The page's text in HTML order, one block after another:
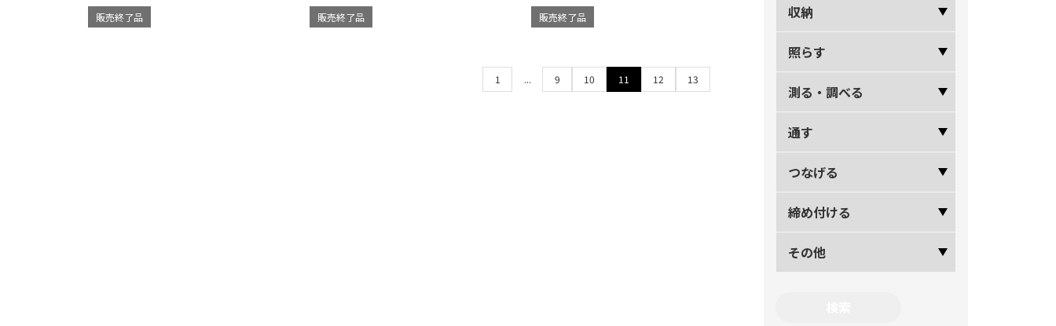
販売終了品 販売終了品 販売終了品
1 ... 9 10 11 12 13
収納
照らす
測る・調べる
通す
つなげる
締め付ける
その他